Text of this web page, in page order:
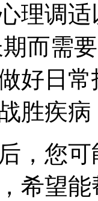
理调
而需
好日
胜疾
，您
希望